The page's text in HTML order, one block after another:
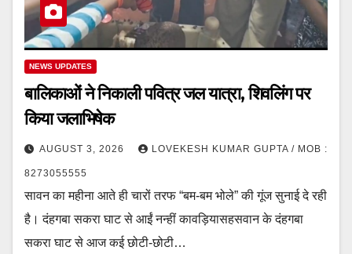
NEWS UPDATES
बालिकाओं ने निकाली पवित्र जल यात्रा, शिवलिंग पर
किया जलाभिषेक
AUGUST 3, 2026 LOVEKESH KUMAR GUPTA / MOB :
8273055555
सावन का महीना आते ही चारों तरफ “बम-बम भोले” की गूंज सुनाई दे रही
है। दंहगबा सकरा घाट से आईं नन्हीं कावड़ियासहसवान के दंहगबा
सकरा घाट से आज कई छोटी-छोटी…